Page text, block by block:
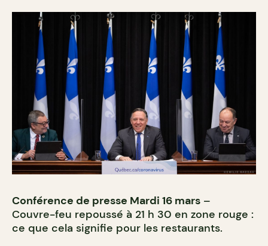
Conférence de presse Mardi 16 mars –
Couvre-feu repoussé à 21 h 30 en zone rouge :
ce que cela signifie pour les restaurants.